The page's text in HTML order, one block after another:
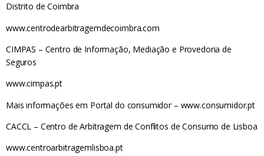
Distrito de Coimbra
www.centrodearbitragemdecoimbra.com
CIMPAS – Centro de Informação, Mediação e Provedoria de
Seguros
www.cimpas.pt
Mais informações em Portal do consumidor – www.consumidor.pt
CACCL – Centro de Arbitragem de Conflitos de Consumo de Lisboa
www.centroarbitragemlisboa.pt